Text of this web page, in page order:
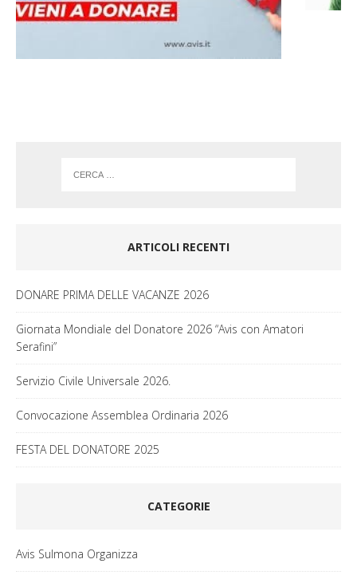
o g
ARTICOLI RECENTI
DONARE PRIMA DELLE VACANZE 2026
Giornata Mondiale del Donatore 2026 “Avis con Amatori
Serafini”
Servizio Civile Universale 2026.
Convocazione Assemblea Ordinaria 2026
FESTA DEL DONATORE 2025
CATEGORIE
Avis Sulmona Organizza